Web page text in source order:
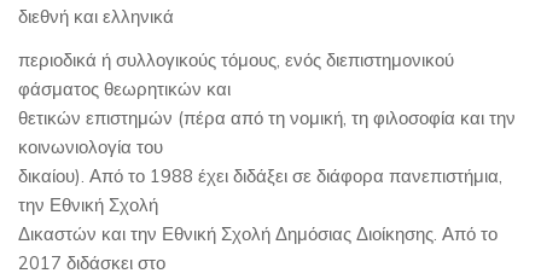
διεθνή και ελληνικά
περιοδικά ή συλλογικούς τόμους, ενός διεπιστημονικού
φάσματος θεωρητικών και
θετικών επιστημών (πέρα από τη νομική, τη φιλοσοφία και την
κοινωνιολογία του
δικαίου). Από το 1988 έχει διδάξει σε διάφορα πανεπιστήμια,
την Εθνική Σχολή
Δικαστών και την Εθνική Σχολή Δημόσιας Διοίκησης. Από το
2017 διδάσκει στο